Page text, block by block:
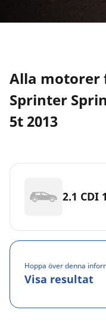
Alla motorer
Sprinter
5t 2013
2.1 CDI
Hoppa över denna
Visa resultat